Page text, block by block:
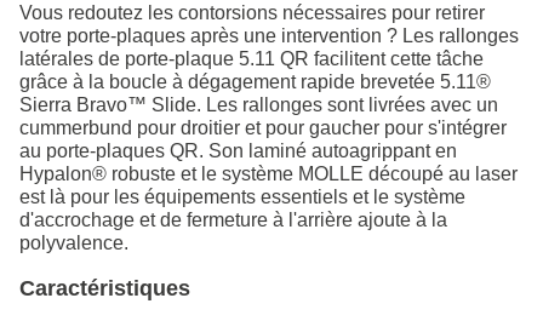
Vous redoutez les contorsions nécessaires pour retirer
votre porte-plaques après une intervention ? Les rallonges
latérales de porte-plaque 5.11 QR facilitent cette tâche
grâce à la boucle à dégagement rapide brevetée 5.11®
Sierra Bravo™ Slide. Les rallonges sont livrées avec un
cummerbund pour droitier et pour gaucher pour s'intégrer
au porte-plaques QR. Son laminé autoagrippant en
Hypalon® robuste et le système MOLLE découpé au laser
est là pour les équipements essentiels et le système
d'accrochage et de fermeture à l'arrière ajoute à la
polyvalence.
Caractéristiques